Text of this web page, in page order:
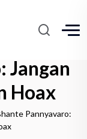
Jangan
Hoax
Pannyavaro: